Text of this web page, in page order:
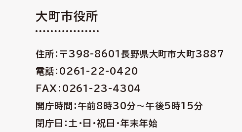
大町市役所
住所：〒398-8601 長野県大町市大町3887
電話：0261-22-0420
FAX：0261-23-4304
開庁時間：午前8時30分〜午後5時15分
閉庁日：土・日・祝日・年末年始